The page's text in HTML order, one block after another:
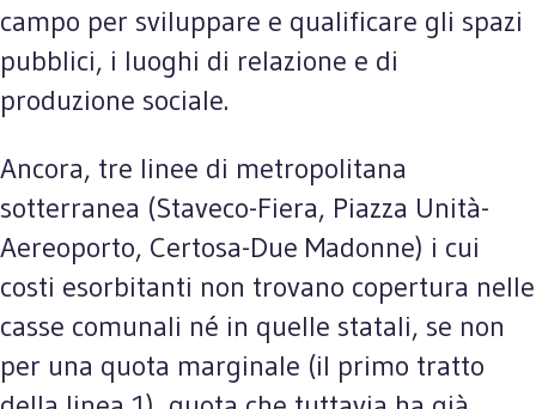
campo per sviluppare e qualificare gli spazi
pubblici, i luoghi di relazione e di
produzione sociale.
Ancora, tre linee di metropolitana
sotterranea (Staveco-Fiera, Piazza Unità-
Aereoporto, Certosa-Due Madonne) i cui
costi esorbitanti non trovano copertura nelle
casse comunali né in quelle statali, se non
per una quota marginale (il primo tratto